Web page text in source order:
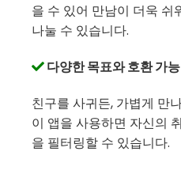
을 수 있어 만남이 더욱 쉬
나눌 수 있습니다.
다양한 목표와 호환 가능
친구를 사귀든, 가볍게 만
이 앱을 사용하면 자신의
을 필터링할 수 있습니다.